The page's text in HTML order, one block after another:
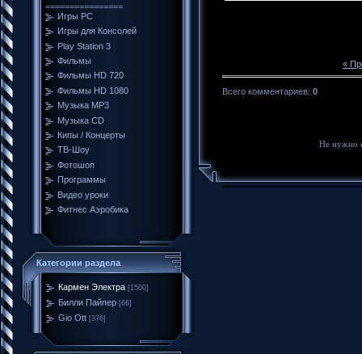
================
Игры PC
Игры для Консолей
Play Station 3
Фильмы
Фильмы HD 720
Фильмы HD 1080
Музыка MP3
Музыка CD
Кипы / Концерты
ТВ-Шоу
Фотошоп
Программы
Видео уроки
Фитнес Аэробика
Категории раздела
Кармен Электра [1500]
Билли Пайпер [66]
Gio Ott [376]
«
Всего комментариев: 0
Не нужно